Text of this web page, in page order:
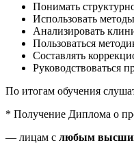
Понимать
Использовать
Анализировать
Пользоваться
Составлять
Руководствоваться
По итогам обучения
* Получение Диплома о
— лицам с любым высшим